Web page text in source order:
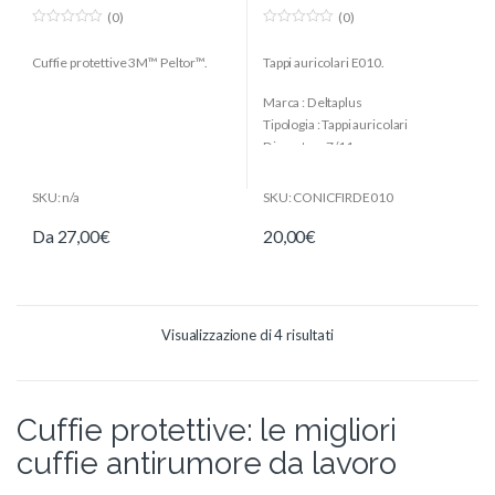
u
(0)
Cuffie protettive 3M™ Peltor™.
SKU: n/a
Da 27,00€
u
f
(0)
Tappi auricolari E010.
Marca : Deltaplus
Tipologia : Tappi auricolari
Diametro : 7/11 mm
Confezione : 10 paia di tappi
SKU: CONICFIRDE010
20,00€
Visualizzazione di 4 risultati
Cuffie protettive: le migliori
cuffie antirumore da lavoro